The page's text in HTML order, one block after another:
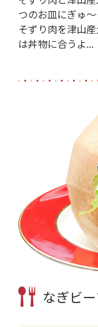
つのお皿にぎゅ
そずり肉を津山
は丼物に合うよ...
なぎビ